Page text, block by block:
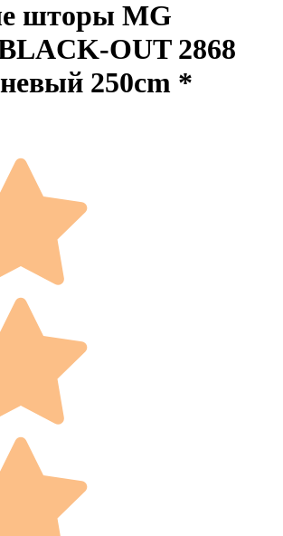
шторы MG
OUT 2868
250cm *